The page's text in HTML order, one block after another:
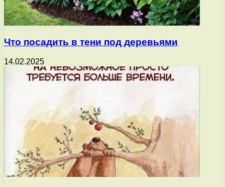
Что посадить в тени под деревьями
14.02.2025